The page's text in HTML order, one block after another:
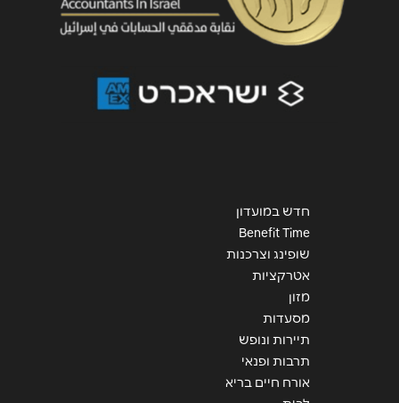
שליחה
חדש במועדון
Benefit Time
שופינג וצרכנות
אטרקציות
מזון
מסעדות
תיירות ונופש
תרבות ופנאי
אורח חיים בריא